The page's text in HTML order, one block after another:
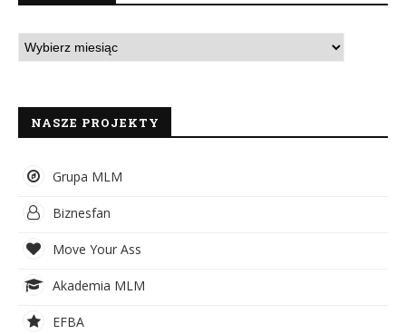
NASZE PROJEKTY
Grupa MLM
Biznesfan
Move Your Ass
Akademia MLM
EFBA